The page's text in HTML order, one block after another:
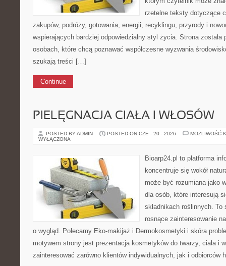
rzetelne teksty dotyczące
zakupów, podróży, gotowania, energii, recyklingu, przyrody i
wspierających bardziej odpowiedzialny styl życia. Strona została
osobach, które chcą poznawać współczesne wyzwania
szukają treści […]
Continue
PIELĘGNACJA CIAŁA I WŁOSÓW
POSTED BY ADMIN POSTED ON CZE - 20 - 2026
MOŻLIWOŚĆ
WYŁĄCZONA
Bioarp24.pl to platforma
koncentruje się wokół
może być rozumiana jako
dla osób, które interesują
składnikach roślinnych.
rosnące zainteresowanie
o wygląd. Polecamy Eko-makijaż i Dermokosmetyki i skóra
motywem strony jest prezentacja kosmetyków do twarzy, ciała i
zainteresować zarówno klientów indywidualnych, jak i